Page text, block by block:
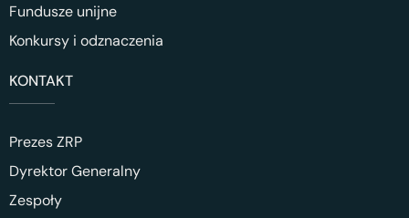
Fundusze unijne
Konkursy i odznaczenia
KONTAKT
Prezes ZRP
Dyrektor Generalny
Zespoły